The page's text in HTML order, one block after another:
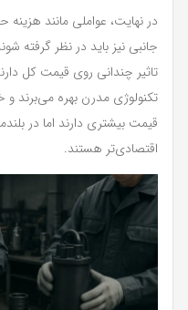
در نهایت، عواملی مانند
جانبی نیز باید در نظر گرفته
تاثیر چندانی روی قیمت کل
تکنولوژی مدرن بهره می‌برند و
قیمت بیشتری دارند اما در
اقتصادی‌تر هستند.